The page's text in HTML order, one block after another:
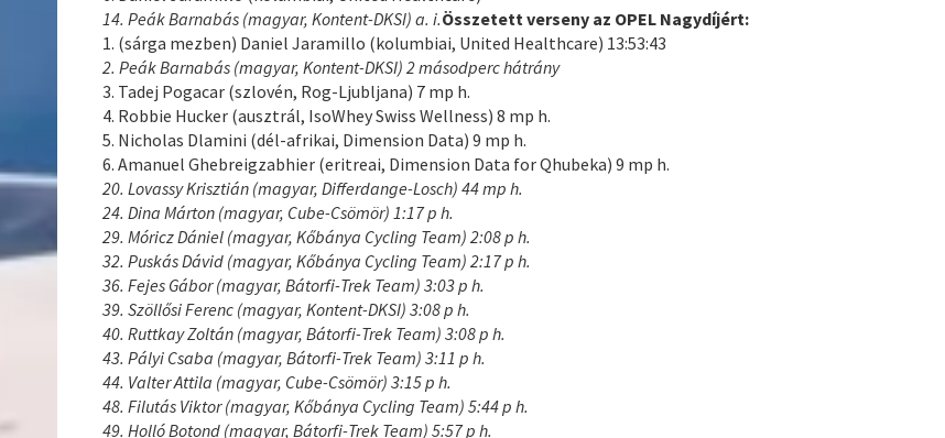
14. Peák Barnabás (magyar, Kontent-DKSI) a. i.Összetett verseny az OPEL Nagydíjért:
1. (sárga mezben) Daniel Jaramillo (kolumbiai, United Healthcare) 13:53:43
2. Peák Barnabás (magyar, Kontent-DKSI) 2 másodperc hátrány
3. Tadej Pogacar (szlovén, Rog-Ljubljana) 7 mp h.
4. Robbie Hucker (ausztrál, IsoWhey Swiss Wellness) 8 mp h.
5. Nicholas Dlamini (dél-afrikai, Dimension Data) 9 mp h.
6. Amanuel Ghebreigzabhier (eritreai, Dimension Data for Qhubeka) 9 mp h.
20. Lovassy Krisztián (magyar, Differdange-Losch) 44 mp h.
24. Dina Márton (magyar, Cube-Csömör) 1:17 p h.
29. Móricz Dániel (magyar, Kőbánya Cycling Team) 2:08 p h.
32. Puskás Dávid (magyar, Kőbánya Cycling Team) 2:17 p h.
36. Fejes Gábor (magyar, Bátorfi-Trek Team) 3:03 p h.
39. Szöllősi Ferenc (magyar, Kontent-DKSI) 3:08 p h.
40. Ruttkay Zoltán (magyar, Bátorfi-Trek Team) 3:08 p h.
43. Pályi Csaba (magyar, Bátorfi-Trek Team) 3:11 p h.
44. Valter Attila (magyar, Cube-Csömör) 3:15 p h.
48. Filutás Viktor (magyar, Kőbánya Cycling Team) 5:44 p h.
49. Holló Botond (magyar, Bátorfi-Trek Team) 5:57 p h.